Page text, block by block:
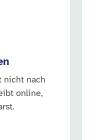
nicht nach
online,